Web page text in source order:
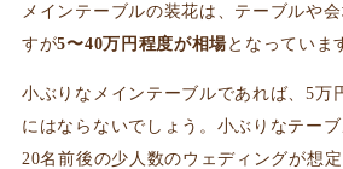
メインテーブルの装花は、テーブルや
すが5〜40万円程度が相場となっていま
小ぶりなメインテーブルであれば、5万
にはならないでしょう。小ぶりなテーブ
20名前後の少人数のウェディングが想定